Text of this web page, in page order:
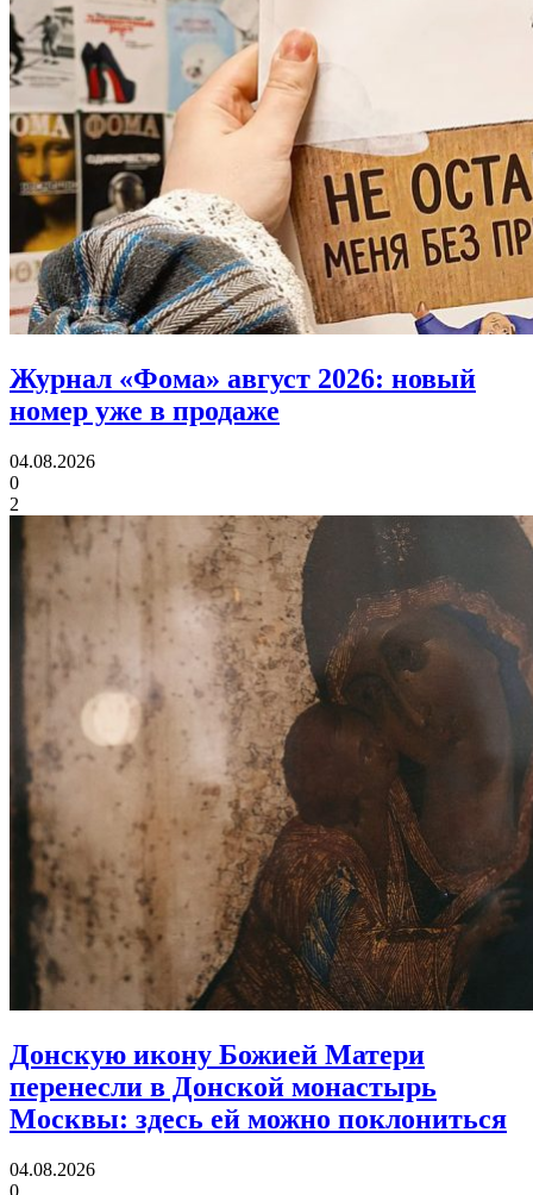
Журнал «Фома» август 2026: новый
номер уже в продаже
04.08.2026
0
2
Донскую икону Божией Матери
перенесли в Донской монастырь
Москвы: здесь ей можно поклониться
04.08.2026
0